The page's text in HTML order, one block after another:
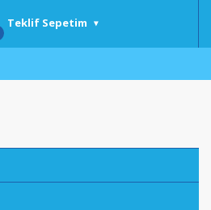
Teklif Sepetim